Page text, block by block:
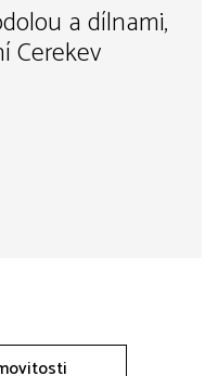
a dílnami,
Cerekev